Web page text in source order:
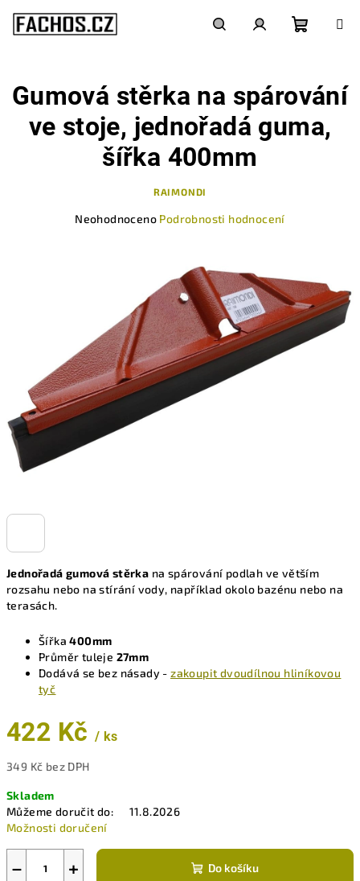
obsah
košík
Jednořadá gumová stěrka na spárování podlah ve větším
rozsahu nebo na stírání vody, například okolo bazénu nebo na
terasách.
Šířka400mm
Průměr tuleje 27mm
Dodává se bez násady -zakoupit dvoudílnou hliníkovou
tyč
422 Kč / ks
349 Kč bez DPH
cena:
Skladem
Můžeme doručit do:
11.8.2026
Možnosti doručení
+
− Do košíku
Gumová stěrka na spárování
ve stoje, jednořadá guma,
šířka 400mm
RAIMONDI
Neohodnoceno Podrobnosti hodnocení